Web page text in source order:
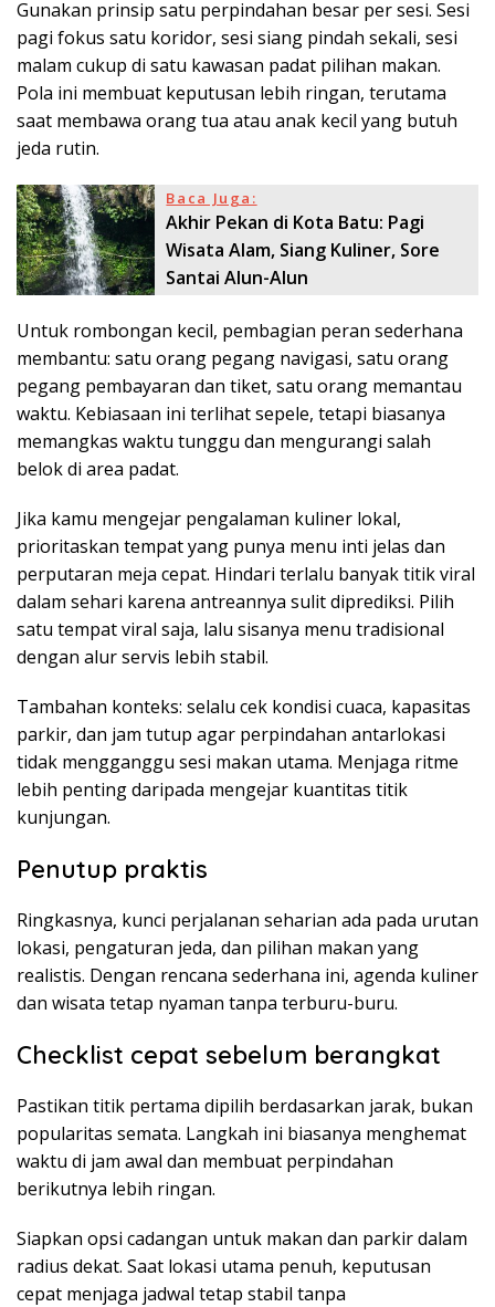
Gunakan prinsip satu perpindahan besar per sesi. Sesi
pagi fokus satu koridor, sesi siang pindah sekali, sesi
malam cukup di satu kawasan padat pilihan makan.
Pola ini membuat keputusan lebih ringan, terutama
saat membawa orang tua atau anak kecil yang butuh
jeda rutin.
Baca Juga:
Akhir Pekan di Kota Batu: Pagi
Wisata Alam, Siang Kuliner, Sore
Santai Alun-Alun
Untuk rombongan kecil, pembagian peran sederhana
membantu: satu orang pegang navigasi, satu orang
pegang pembayaran dan tiket, satu orang memantau
waktu. Kebiasaan ini terlihat sepele, tetapi biasanya
memangkas waktu tunggu dan mengurangi salah
belok di area padat.
Jika kamu mengejar pengalaman kuliner lokal,
prioritaskan tempat yang punya menu inti jelas dan
perputaran meja cepat. Hindari terlalu banyak titik viral
dalam sehari karena antreannya sulit diprediksi. Pilih
satu tempat viral saja, lalu sisanya menu tradisional
dengan alur servis lebih stabil.
Tambahan konteks: selalu cek kondisi cuaca, kapasitas
parkir, dan jam tutup agar perpindahan antarlokasi
tidak mengganggu sesi makan utama. Menjaga ritme
lebih penting daripada mengejar kuantitas titik
kunjungan.
Penutup praktis
Ringkasnya, kunci perjalanan seharian ada pada urutan
lokasi, pengaturan jeda, dan pilihan makan yang
realistis. Dengan rencana sederhana ini, agenda kuliner
dan wisata tetap nyaman tanpa terburu-buru.
Checklist cepat sebelum berangkat
Pastikan titik pertama dipilih berdasarkan jarak, bukan
popularitas semata. Langkah ini biasanya menghemat
waktu di jam awal dan membuat perpindahan
berikutnya lebih ringan.
Siapkan opsi cadangan untuk makan dan parkir dalam
radius dekat. Saat lokasi utama penuh, keputusan
cepat menjaga jadwal tetap stabil tanpa